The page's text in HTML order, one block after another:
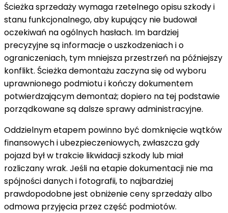
Ścieżka sprzedaży wymaga rzetelnego opisu szkody i
stanu funkcjonalnego, aby kupujący nie budował
oczekiwań na ogólnych hasłach. Im bardziej
precyzyjne są informacje o uszkodzeniach i o
ograniczeniach, tym mniejsza przestrzeń na późniejszy
konflikt. Ścieżka demontażu zaczyna się od wyboru
uprawnionego podmiotu i kończy dokumentem
potwierdzającym demontaż; dopiero na tej podstawie
porządkowane są dalsze sprawy administracyjne.
Oddzielnym etapem powinno być domknięcie wątków
finansowych i ubezpieczeniowych, zwłaszcza gdy
pojazd był w trakcie likwidacji szkody lub miał
rozliczany wrak. Jeśli na etapie dokumentacji nie ma
spójności danych i fotografii, to najbardziej
prawdopodobne jest obniżenie ceny sprzedaży albo
odmowa przyjęcia przez część podmiotów.